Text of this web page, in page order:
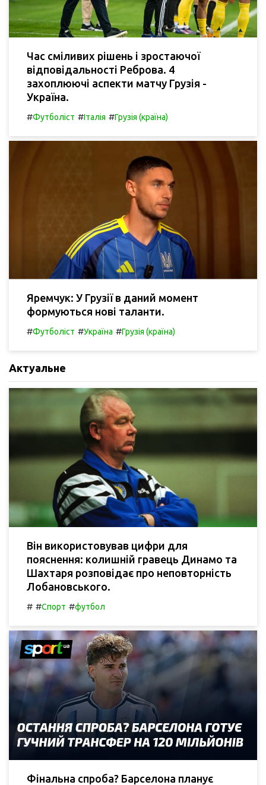
Час сміливих рішень і зростаючої
відповідальності Реброва. 4
захоплюючі аспекти матчу Грузія -
Україна.
#Футболіст #Італія #Грузія (країна)
Яремчук: У Грузії в даний момент
формуються нові таланти.
#Футболіст #Україна #Грузія (країна)
Актуальне
Він використовував цифри для
пояснення: колишній гравець Динамо та
Шахтаря розповідає про неповторність
Лобановського.
# #Спорт #футбол
Фінальна спроба? Барселона планує